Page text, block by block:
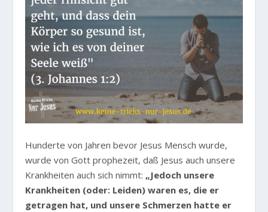
Hunderte von Jahren bevor Jesus Mensch wurde,
wurde von Gott prophezeit, daß Jesus auch unsere
Krankheiten auch sich nimmt: „Jedoch unsere
Krankheiten (oder: Leiden) waren es, die er
getragen hat, und unsere Schmerzen hatte er